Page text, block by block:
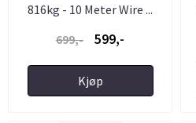
816kg - 10 Meter Wire ...
699,-
599,-
Kjøp